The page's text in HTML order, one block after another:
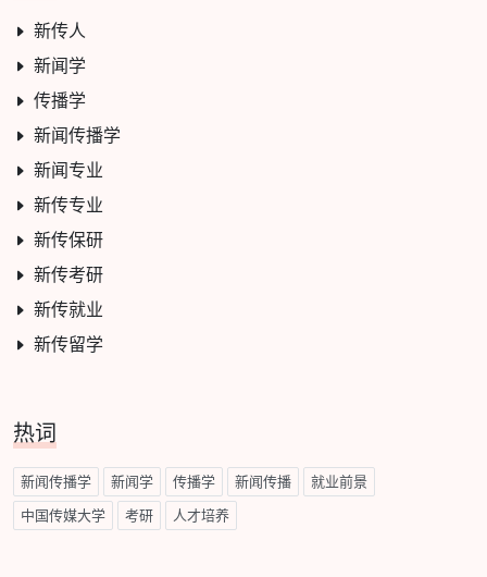
新传人
新闻学
传播学
新闻传播学
新闻专业
新传专业
新传保研
新传考研
新传就业
新传留学
热词
新闻传播学 新闻学 传播学 新闻传播 就业前景
中国传媒大学 考研 人才培养